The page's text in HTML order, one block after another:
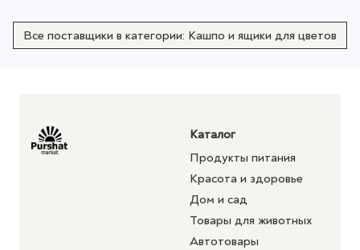
Все поставщики в категории: Кашпо и ящики для цветов
Каталог
Продукты питания
Красота и здоровье
Дом и сад
Товары для животных
Автотовары